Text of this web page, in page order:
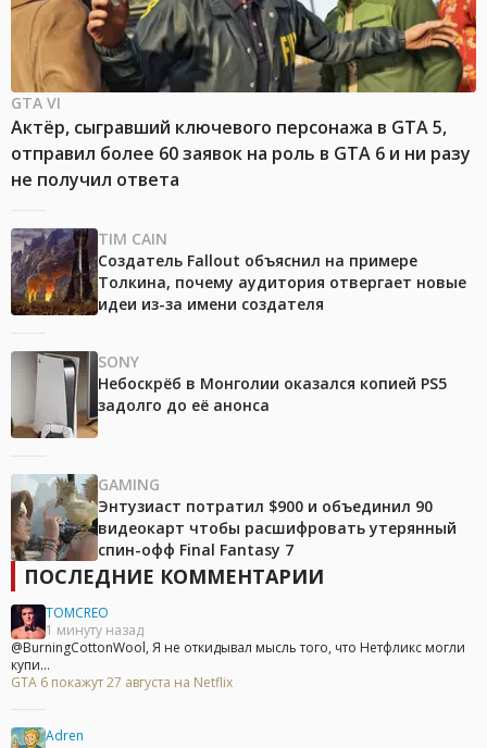
GTA VI
Актёр, сыгравший ключевого персонажа в GTA 5,
отправил более 60 заявок на роль в GTA 6 и ни разу
не получил ответа
TIM CAIN
Создатель Fallout объяснил на примере
Толкина, почему аудитория отвергает новые
идеи из-за имени создателя
SONY
Небоскрёб в Монголии оказался копией PS5
задолго до её анонса
GAMING
Энтузиаст потратил $900 и объединил 90
видеокарт чтобы расшифровать утерянный
спин-офф Final Fantasy 7
ПОСЛЕДНИЕ КОММЕНТАРИИ
TOMCREO
1 минуту назад
@BurningCottonWool, Я не откидывал мысль того, что Нетфликс могли
купи...
GTA 6 покажут 27 августа на Netflix
Adren